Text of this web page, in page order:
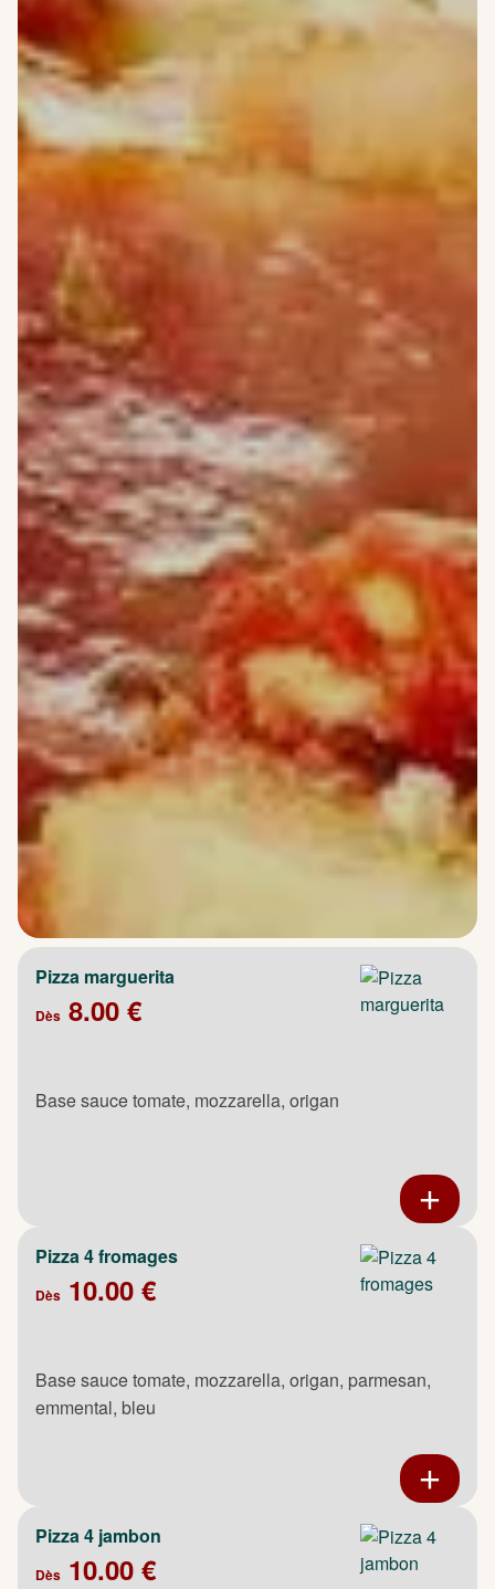
Pizza marguerita
Dès 8.00 €
Base sauce tomate, mozzarella, origan
Pizza 4 fromages
Dès 10.00 €
Base sauce tomate, mozzarella, origan, parmesan,
emmental, bleu
Pizza 4 jambon
Dès 10.00 €